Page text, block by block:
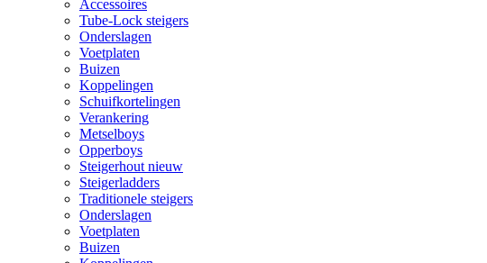
Accessoires
Tube-Lock steigers
Onderslagen
Voetplaten
Buizen
Koppelingen
Schuifkortelingen
Verankering
Metselboys
Opperboys
Steigerhout nieuw
Steigerladders
Traditionele steigers
Onderslagen
Voetplaten
Buizen